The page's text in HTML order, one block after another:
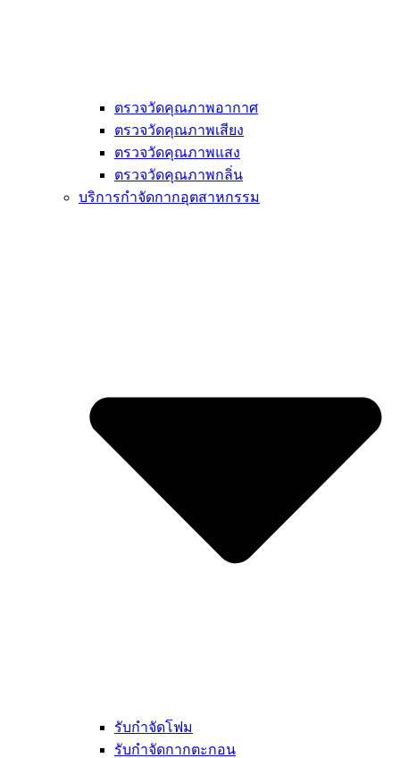
ตรวจวัดคุณภาพอากาศ
ตรวจวัดคุณภาพเสียง
ตรวจวัดคุณภาพแสง
ตรวจวัดคุณภาพกลิ่น
บริการกำจัดกากอุตสาหกรรม
รับกำจัดโฟม
รับกำจัดกากตะกอน